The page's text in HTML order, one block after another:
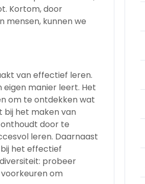
Kortom, door
mensen, kunnen we
van effectief leren.
eigen manier leert. Het
om te ontdekken wat
bij het maken van
door te
leren. Daarnaast
het effectief
probeer
om